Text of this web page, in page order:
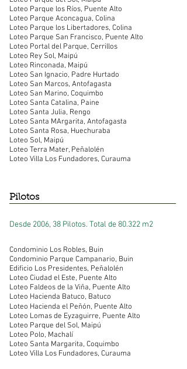
Loteo Parque los Ríos, Puente Alto
Loteo Parque Aconcagua, Colina
Loteo Parque los Libertadores, Colina
Loteo Parque San Francisco, Puente Alto
Loteo Portal del Parque, Cerrillos
Loteo Rey Sol, Maipú
Loteo Rinconada, Maipú
Loteo San Ignacio, Padre Hurtado
Loteo San Marcos, Antofagasta
Loteo San Marino, Coquimbo
Loteo Santa Catalina, Paine
Loteo Santa Julia, Rengo
Loteo Santa MArgarita, Antofagasta
Loteo Santa Rosa, Huechuraba
Loteo Sol, Maipú
Loteo Terra Mater, Peñalolén
Loteo Villa Los Fundadores, Curauma
Pilotos
Desde 2006, 38 Pilotos. Total de 80.322 m2
Condominio Los Robles, Buin
Condominio Parque Campanario, Buin
Edificio Los Presidentes, Peñalolén​
Loteo Ciudad el Este, Puente Alto​
Loteo Faldeos de la Viña, Puente Alto
Loteo Hacienda Batuco, Batuco​
Loteo Hacienda el Peñón, Puente Alto​
Loteo Lomas de Eyzaguirre, Puente Alto
Loteo Parque del Sol, Maipú​
Loteo Polo, Machalí​
Loteo Santa Margarita, Coquimbo​
Loteo Villa Los Fundadores, Curauma